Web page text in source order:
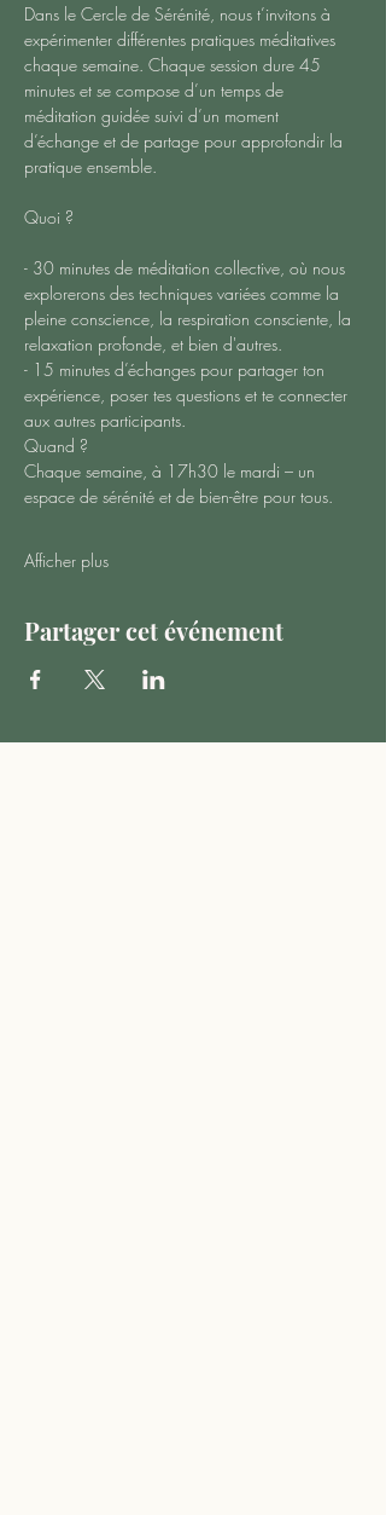
Dans le Cercle de Sérénité, nous t’invitons à
expérimenter différentes pratiques méditatives
chaque semaine. Chaque session dure 45
minutes et se compose d’un temps de
méditation guidée suivi d’un moment
d’échange et de partage pour approfondir la
pratique ensemble.
Quoi ?
- 30 minutes de méditation collective, où nous
explorerons des techniques variées comme la
pleine conscience, la respiration consciente, la
relaxation profonde, et bien d'autres.
- 15 minutes d’échanges pour partager ton
expérience, poser tes questions et te connecter
aux autres participants.
Quand ?
Chaque semaine, à 17h30 le mardi – un
espace de sérénité et de bien-être pour tous.
Afficher plus
Partager cet événement